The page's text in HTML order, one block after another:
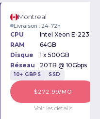
Montreal
Livraison : 24-72h
CPU
Intel Xeon E-2236 3.40GHz
RAM
64GB
Disque
1 x 500GB
Réseau
20TB @ 10Gbps
10+ GBPS SSD
$272.99/MO
Voir les détails